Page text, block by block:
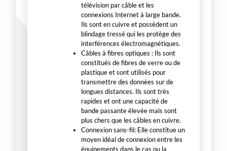
télévision par câble et les
connexions Internet à large bande.
Ils sont en cuivre et possèdent un
blindage tressé qui les protège des
interférences électromagnétiques.
Câbles à fibres optiques : Ils sont
constitués de fibres de verre ou de
plastique et sont utilisés pour
transmettre des données sur de
longues distances. Ils sont très
rapides et ont une capacité de
bande passante élevée mais sont
plus chers que les câbles en cuivre.
Connexion sans-fil: Elle constitue un
moyen idéal de connexion entre les
équipements dans le cas ou la